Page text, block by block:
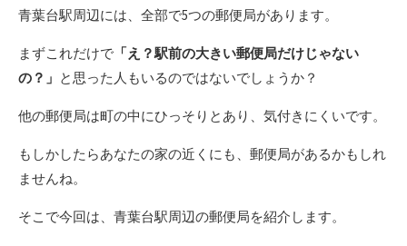
青葉台駅周辺には、全部で5つの郵便局があります。
まずこれだけで 「え？駅前の大きい郵便局だけじゃない
の？」 と思った人もいるのではないでしょうか？
他の郵便局は町の中にひっそりとあり、気付きにくいです。
もしかしたらあなたの家の近くにも、郵便局があるかもしれ
ませんね。
そこで今回は、青葉台駅周辺の郵便局を紹介します。